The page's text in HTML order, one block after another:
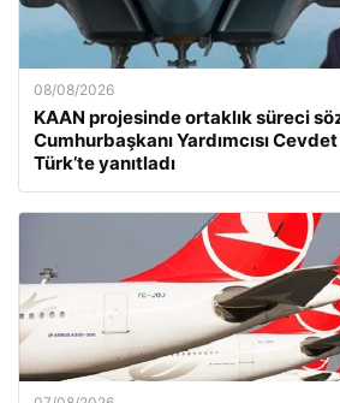
08/08/2026
KAAN projesinde ortaklık süreci
Cumhurbaşkanı Yardımcısı
Türk’te yanıtladı